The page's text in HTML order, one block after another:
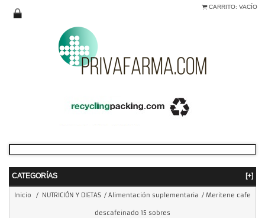
CARRITO: VACÍO
CATEGORÍAS [+]
Inicio / NUTRICIÓN Y DIETAS / Alimentación suplementaria / Meritene cafe
descafeinado 15 sobres